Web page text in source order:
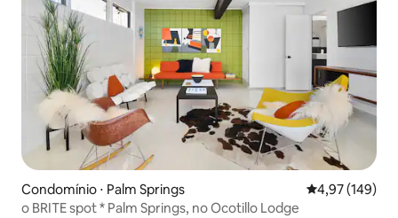
Condomínio ⋅ Palm Springs 4,97 de uma
4,97 (149)
o BRITE spot * Palm Springs, no Ocotillo Lodge